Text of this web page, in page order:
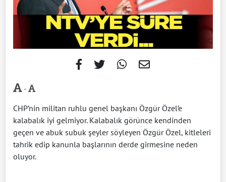
-
CHP’nin militan ruhlu genel başkanı Özgür Özel’e
kalabalık iyi gelmiyor. Kalabalık görünce kendinden
geçen ve abuk subuk şeyler söyleyen Özgür Özel, kitleleri
tahrik edip kanunla başlarının derde girmesine neden
oluyor.